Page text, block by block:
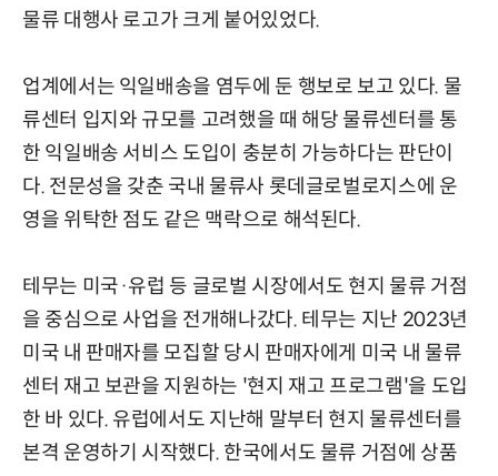
물류 대행사 로고가 크게 붙어있었다.
업계에서는 익일배송을 염두에 둔 행보로 보고 있다. 물
류센터 입지와 규모를 고려했을 때 해당 물류센터를 통
한 익일배송 서비스 도입이 충분히 가능하다는 판단이
다. 전문성을 갖춘 국내 물류사 롯데글로벌로지스에 운
영을 위탁한 점도 같은 맥락으로 해석된다.
테무는 미국·유럽 등 글로벌 시장에서도 현지 물류 거점
을 중심으로 사업을 전개해나갔다. 테무는 지난 2023년
미국 내 판매자를 모집할 당시 판매자에게 미국 내 물류
센터 재고 보관을 지원하는 '현지 재고 프로그램'을 도입
한 바 있다. 유럽에서도 지난해 말부터 현지 물류센터를
본격 운영하기 시작했다. 한국에서도 물류 거점에 상품